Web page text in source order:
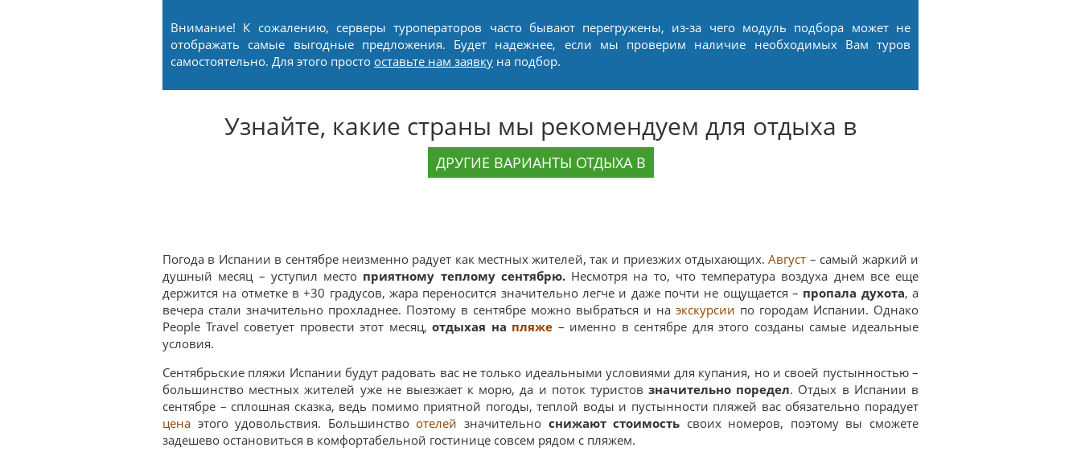
Внимание! К сожалению, серверы туроператоров часто бывают перегружены, из-за чего модуль подбора может не
отображать самые выгодные предложения. Будет надежнее, если мы проверим наличие необходимых Вам туров
самостоятельно. Для этого просто оставьте нам заявку на подбор.
Узнайте, какие страны мы рекомендуем для отдыха в
ДРУГИЕ ВАРИАНТЫ ОТДЫХА В
Погода в Испании в сентябре неизменно радует как местных жителей, так и приезжих отдыхающих.Август – самый жаркий и
душный месяц – уступил место приятному теплому сентябрю.Несмотря на то, что температура воздуха днем все еще
держится на отметке в +30 градусов, жара переносится значительно легче и даже почти не ощущается – пропала духота, а
вечера стали значительно прохладнее. Поэтому в сентябре можно выбраться и на экскурсии по городам Испании. Однако
People Travel советует провести этот месяц,отдыхая на пляже – именно в сентябре для этого созданы самые идеальные
условия.
Сентябрьские пляжи Испании будут радовать вас не только идеальными условиями для купания, но и своей пустынностью –
большинство местных жителей уже не выезжает к морю, да и поток туристовзначительно поредел. Отдых в Испании в
сентябре – сплошная сказка, ведь помимо приятной погоды, теплой воды и пустынности пляжей вас обязательно порадует
цена этого удовольствия. Большинствоотелей значительно снижают стоимость своих номеров, поэтому вы сможете
задешево остановиться в комфортабельной гостинице совсем рядом с пляжем.